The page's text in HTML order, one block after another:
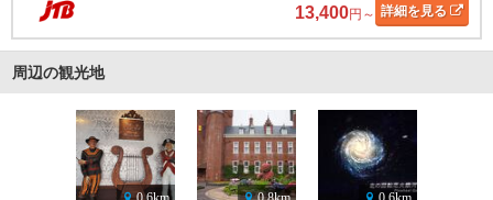
13,400円～ 詳細を見る
周辺の観光地
0.6km 0.8km 0.6km